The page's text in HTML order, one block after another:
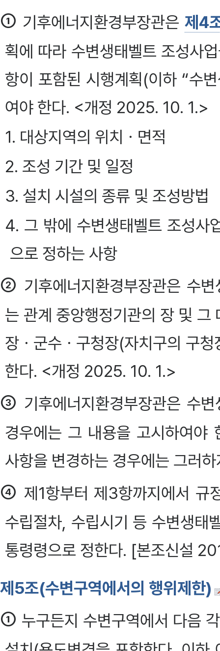
① 기후에너지환경부장관은 제4
획에 따라 수변생태벨트 조성사
항이 포함된 시행계획(이하 “수
여야 한다. <개정 2025. 10. 1.>
1. 대상지역의 위치ㆍ면적
2. 조성 기간 및 일정
3. 설치 시설의 종류 및 조성방법
4. 그 밖에 수변생태벨트 조성사
으로 정하는 사항
② 기후에너지환경부장관은 수
는 관계 중앙행정기관의 장 및 그
장ㆍ군수ㆍ구청장(자치구의 구
한다. <개정 2025. 10. 1.>
③ 기후에너지환경부장관은 수
경우에는 그 내용을 고시하여야
사항을 변경하는 경우에는 그러
④ 제1항부터 제3항까지에서 규
수립절차, 수립시기 등 수변생태
통령령으로 정한다. [본조신설
제5조(수변구역에서의 행위제한)
① 누구든지 수변구역에서 다음